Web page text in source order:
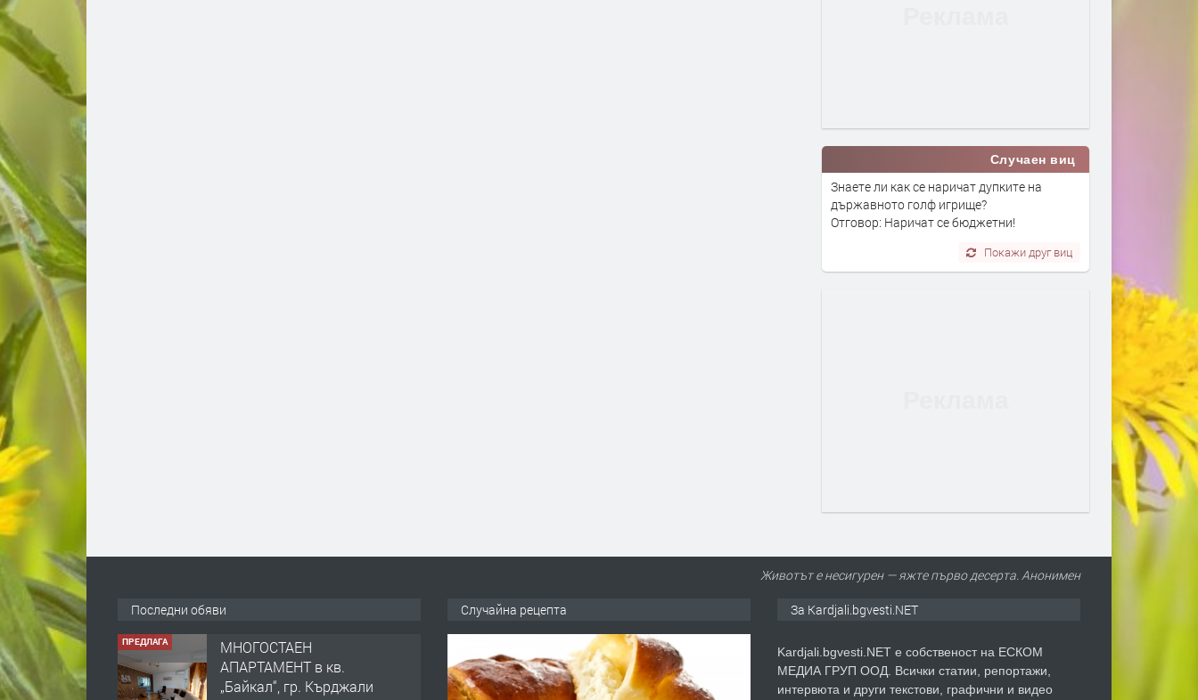
Случаен виц
Знаете ли как се наричат дупките на
държавното голф игрище?
Отговор: Наричат се бюджетни!
Покажи друг виц
Животът е несигурен — яжте първо десерта. Анонимен
Последни обяви„Байкал“, гр. Кърджали
ПРЕДЛАГА сондажи за вода
Случайна рецепта За Kardjali.bgvesti.NET
Kardjali.bgvesti.NET е собственост на ЕСКОМ
МЕДИА ГРУП ООД. Всички статии, репортажи,
интервюта и други текстови, графични и видео